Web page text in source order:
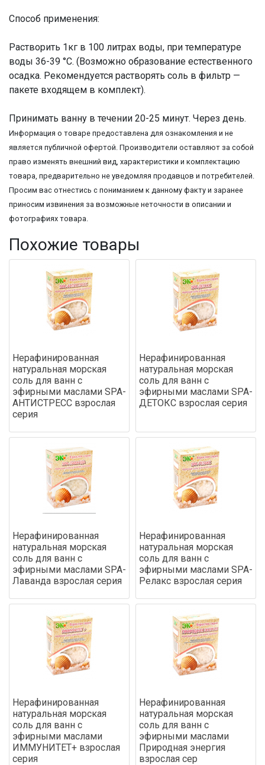
Способ применения:
Растворить 1кг в 100 литрах воды, при температуре
воды 36-39 °С. (Возможно образование естественного
осадка. Рекомендуется растворять соль в фильтр —
пакете входящем в комплект).
Принимать ванну в течении 20-25 минут. Через день.
Информация о товаре предоставлена для ознакомления и не
является публичной офертой. Производители оставляют за собой
право изменять внешний вид, характеристики и комплектацию
товара, предварительно не уведомляя продавцов и потребителей.
Просим вас отнестись с пониманием к данному факту и заранее
приносим извинения за возможные неточности в описании и
фотографиях товара.
Похожие товары
Нерафинированная
натуральная морская
соль для ванн с
эфирными маслами SPA-
АНТИСТРЕСС взрослая
серия
Нерафинированная
натуральная морская
соль для ванн с
эфирными маслами SPA-
ДЕТОКС взрослая серия
Нерафинированная
натуральная морская
соль для ванн с
эфирными маслами SPA-
Лаванда взрослая серия
Нерафинированная
натуральная морская
соль для ванн с
эфирными маслами SPA-
Релакс взрослая серия
Нерафинированная
натуральная морская
соль для ванн с
эфирными маслами
ИММУНИТЕТ+ взрослая
серия
Нерафинированная
натуральная морская
соль для ванн с
эфирными маслами
Природная энергия
взрослая сер